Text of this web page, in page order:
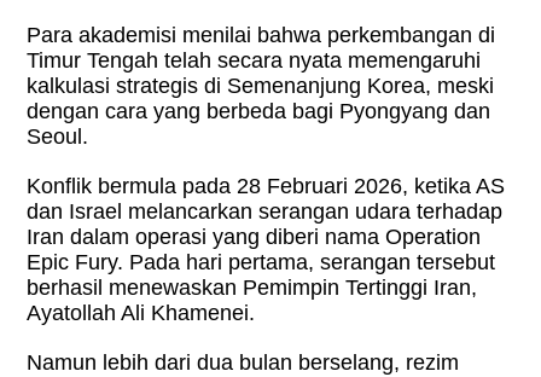
Para akademisi menilai bahwa perkembangan di
Timur Tengah telah secara nyata memengaruhi
kalkulasi strategis di Semenanjung Korea, meski
dengan cara yang berbeda bagi Pyongyang dan
Seoul.
Konflik bermula pada 28 Februari 2026, ketika AS
dan Israel melancarkan serangan udara terhadap
Iran dalam operasi yang diberi nama Operation
Epic Fury. Pada hari pertama, serangan tersebut
berhasil menewaskan Pemimpin Tertinggi Iran,
Ayatollah Ali Khamenei.
Namun lebih dari dua bulan berselang, rezim